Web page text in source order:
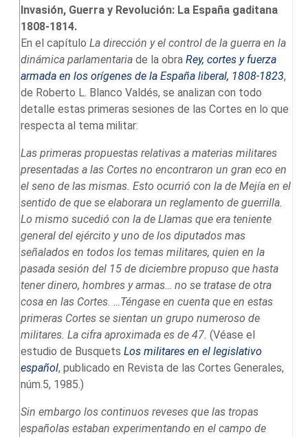
Invasión, Guerra y Revolución: La España gaditana
1808-1814.
En el capítuloLa dirección y el control de la guerra en la
dinámica parlamentaria de la obraRey, cortes y fuerza
armada en los orígenes de la España liberal, 1808-1823,
de Roberto L. Blanco Valdés, se analizan con todo
detalle estas primeras sesiones de las Cortes en lo que
respecta al tema militar:
Las primeras propuestas relativas a materias militares
presentadas a las Cortes no encontraron un gran eco en
el seno de las mismas. Esto ocurrió con la de Mejía en el
sentido de que se elaborara un reglamento de guerrilla.
Lo mismo sucedió con la de Llamas que era teniente
general del ejército y uno de los diputados mas
señalados en todos los temas militares, quien en la
pasada sesión del 15 de diciembre propuso que hasta
tener dinero, hombres y armas… no se tratase de otra
cosa en las Cortes. …Téngase en cuenta que en estas
primeras Cortes se sientan un grupo numeroso de
militares. La cifra aproximada es de 47. (Véase el
estudio de BusquetsLos militares en el legislativo
español, publicado en Revista de las Cortes Generales,
núm.5, 1985.)
Sin embargo los continuos reveses que las tropas
españolas estaban experimentando en el campo de